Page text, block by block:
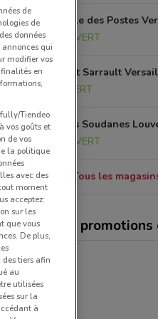
rue de l'Ecole des Postes
2.5 km
OUVERT
1 Rue Albert Sarrault
3 km
OUVERT
13 Allée des Soudanes
4.8 km
OUVERT
Tous les
Drive,
de
de
données
qui
modifier vos
en
Tiendeo
vos goûts et
de vos
la politique
avec des
moment
acceptez:
sur les
que vous
De plus,
tiers afin
au
utilisées
sur la
à